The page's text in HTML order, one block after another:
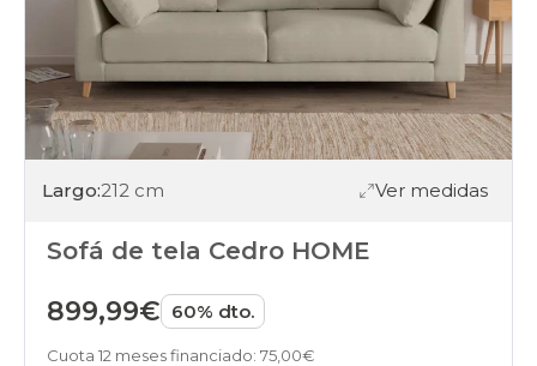
Largo:212 cm Ver medidas
Sofá de tela Cedro HOME
899,99€ 60% dto.
Cuota 12 meses financiado: 75,00€